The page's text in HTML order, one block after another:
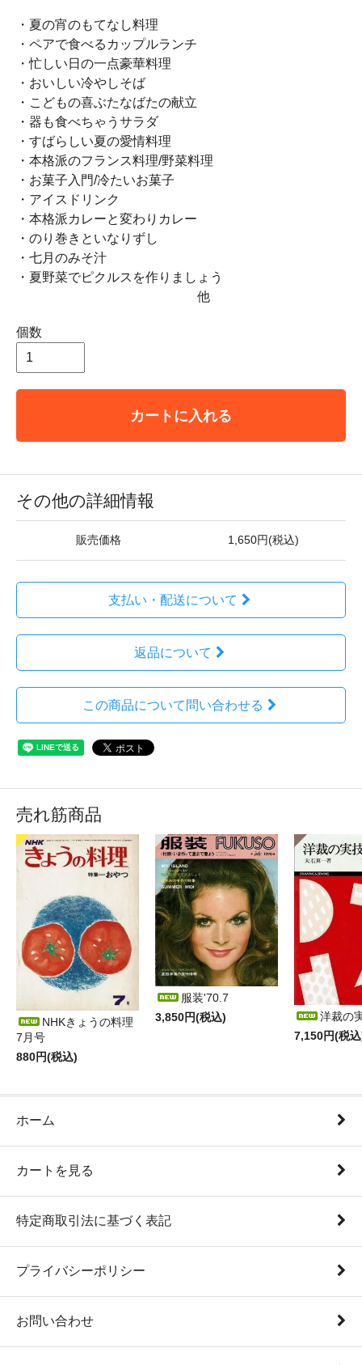
・夏の宵のもてなし料理
・ペアで食べるカップルランチ
・忙しい日の一点豪華料理
・おいしい冷やしそば
・こどもの喜ぶたなばたの献立
・器も食べちゃうサラダ
・すばらしい夏の愛情料理
・本格派のフランス料理/野菜料理
・お菓子入門/冷たいお菓子
・アイスドリンク
・本格派カレーと変わりカレー
・のり巻きといなりずし
・七月のみそ汁
・夏野菜でピクルスを作りましょう
他
個数
カートに入れる
その他の詳細情報
販売価格 1,650円(税込)
支払い・配送について
返品について
この商品について問い合わせる
売れ筋商品
NHKきょうの料理
7月号
880円(税込)
服装'70.7
3,850円(税込)
洋裁の
7,150円(税
ホーム
カートを見る
特定商取引法に基づく表記
プライバシーポリシー
お問い合わせ